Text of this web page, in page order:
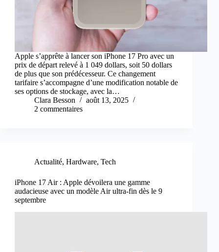
Apple s’apprête à lancer son iPhone 17 Pro avec un
prix de départ relevé à 1 049 dollars, soit 50 dollars
de plus que son prédécesseur. Ce changement
tarifaire s’accompagne d’une modification notable de
ses options de stockage, avec la…
Clara Besson
août 13, 2025
2 commentaires
Actualité, Hardware, Tech
iPhone 17 Air : Apple dévoilera une gamme
audacieuse avec un modèle Air ultra-fin dès le 9
septembre